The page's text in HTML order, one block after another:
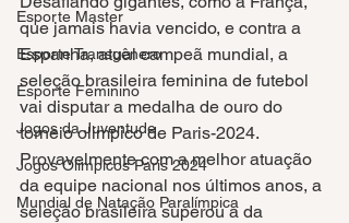
Esporte Master
Esporte Transgênero
Esporte Feminino
Jogos da Juventude
Jogos Olímpicos Paris 2024
Mundial de Natação Paralímpica
que jamais havia vencido, e contra a
Espanha, atual campeã mundial, a
seleção brasileira feminina de futebol
vai disputar a medalha de ouro do
torneio olímpico de Paris-2024.
Provavelmente com a melhor atuação
da equipe nacional nos últimos anos, a
seleção brasileira superou a da